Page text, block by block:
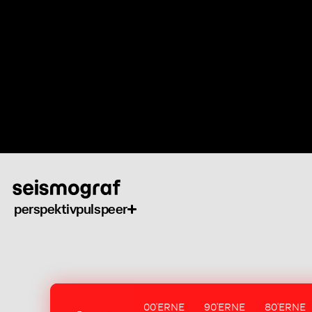
perspektivpulspeer
00'ERNE 90'ERNE 80'ERNE